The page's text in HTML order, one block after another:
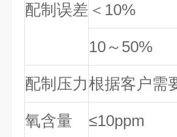
配制误差 ＜10%
10～50%
配制压力根据客户需
氧含量 ≤10ppm